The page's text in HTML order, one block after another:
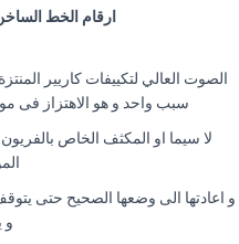
ارقام الخط
الصوت العالي لتكييفات كاريير
سبب واحد و هو الاهتزاز فى
لا سيما او المكثف الخاص
و اعادتها الى وضعها الصحيح حتى
و